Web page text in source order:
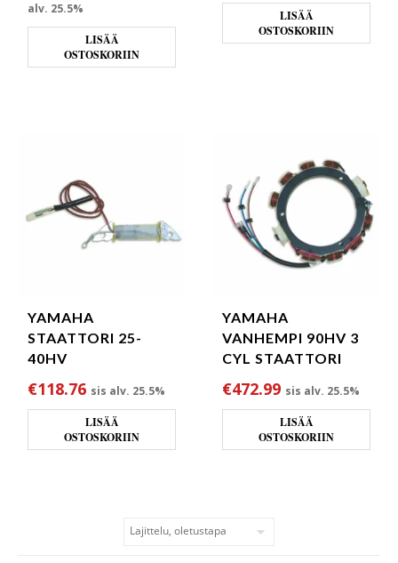
alv. 25.5%
LISÄÄ
OSTOSKORIIN
LISÄÄ
OSTOSKORIIN
YAMAHA
STAATTORI 25-
40HV
€118.76 sis alv. 25.5%
LISÄÄ
OSTOSKORIIN
YAMAHA
VANHEMPI 90HV 3
CYL STAATTORI
€472.99 sis alv. 25.5%
LISÄÄ
OSTOSKORIIN